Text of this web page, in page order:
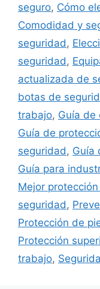
seguro, Cómo
Comodidad y
seguridad ,
seguridad ,
actualizada de
botas de
trabajo, Guía de
Guía de
seguridad , Guía
Guía para
Mejor
seguridad ,
Protección de
Protección
trabajo,